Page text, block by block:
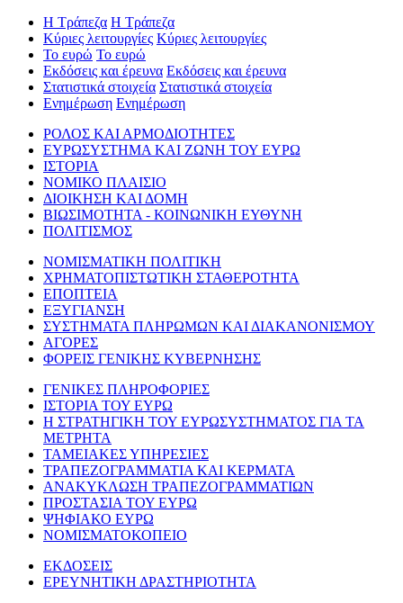
Η Τράπεζα Η Τράπεζα
Κύριες λειτουργίες Κύριες λειτουργίες
Το ευρώ Το ευρώ
Εκδόσεις και έρευνα Εκδόσεις και έρευνα
Στατιστικά στοιχεία Στατιστικά στοιχεία
Ενημέρωση Ενημέρωση
ΡΟΛΟΣ ΚΑΙ ΑΡΜΟΔΙΟΤΗΤΕΣ
ΕΥΡΩΣΥΣΤΗΜΑ ΚΑΙ ΖΩΝΗ ΤΟΥ ΕΥΡΩ
ΙΣΤΟΡΙΑ
ΝΟΜΙΚΟ ΠΛΑΙΣΙΟ
ΔΙΟΙΚΗΣΗ ΚΑΙ ΔΟΜΗ
ΒΙΩΣΙΜΟΤΗΤΑ - ΚΟΙΝΩΝΙΚΗ ΕΥΘΥΝΗ
ΠΟΛΙΤΙΣΜΟΣ
ΝΟΜΙΣΜΑΤΙΚΗ ΠΟΛΙΤΙΚΗ
ΧΡΗΜΑΤΟΠΙΣΤΩΤΙΚΗ ΣΤΑΘΕΡΟΤΗΤΑ
ΕΠΟΠΤΕΙΑ
ΕΞΥΓΙΑΝΣΗ
ΣΥΣΤΗΜΑΤΑ ΠΛΗΡΩΜΩΝ ΚΑΙ ΔΙΑΚΑΝΟΝΙΣΜΟΥ
ΑΓΟΡΕΣ
ΦΟΡΕΙΣ ΓΕΝΙΚΗΣ ΚΥΒΕΡΝΗΣΗΣ
ΓΕΝΙΚΕΣ ΠΛΗΡΟΦΟΡΙΕΣ
ΙΣΤΟΡΙΑ ΤΟΥ ΕΥΡΩ
Η ΣΤΡΑΤΗΓΙΚΗ ΤΟΥ ΕΥΡΩΣΥΣΤΗΜΑΤΟΣ ΓΙΑ ΤΑ
ΜΕΤΡΗΤΑ
ΤΑΜΕΙΑΚΕΣ ΥΠΗΡΕΣΙΕΣ
ΤΡΑΠΕΖΟΓΡΑΜΜΑΤΙΑ ΚΑΙ ΚΕΡΜΑΤΑ
ΑΝΑΚΥΚΛΩΣΗ ΤΡΑΠΕΖΟΓΡΑΜΜΑΤΙΩΝ
ΠΡΟΣΤΑΣΙΑ ΤΟΥ ΕΥΡΩ
ΨΗΦΙΑΚΟ ΕΥΡΩ
ΝΟΜΙΣΜΑΤΟΚΟΠΕΙΟ
ΕΚΔΟΣΕΙΣ
ΕΡΕΥΝΗΤΙΚΗ ΔΡΑΣΤΗΡΙΟΤΗΤΑ